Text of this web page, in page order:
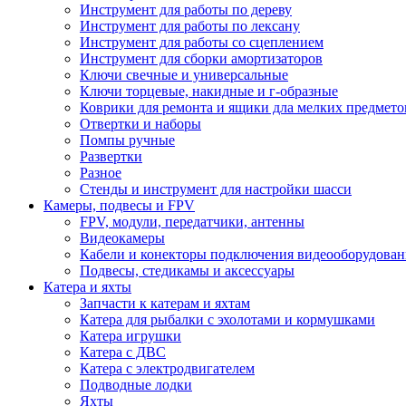
Инструмент для работы по дереву
Инструмент для работы по лексану
Инструмент для работы со сцеплением
Инструмент для сборки амортизаторов
Ключи свечные и универсальные
Ключи торцевые, накидные и г-образные
Коврики для ремонта и ящики дла мелких
Отвертки и наборы
Помпы ручные
Развертки
Разное
Стенды и инструмент для настройки шасси
Камеры, подвесы и FPV
FPV, модули, передатчики, антенны
Видеокамеры
Кабели и конекторы подключения
Подвесы, стедикамы и аксессуары
Катера и яхты
Запчасти к катерам и яхтам
Катера для рыбалки с эхолотами и кормушками
Катера игрушки
Катера с ДВС
Катера с электродвигателем
Подводные лодки
Яхты